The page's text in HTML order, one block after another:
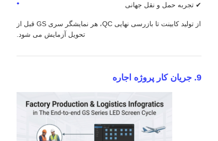
✔ تجربه حمل و نقل جهانی
از تولید کابینت تا بازرسی نهایی QC، هر نمایشگر سری GS قبل از
تحویل آزمایش می شود.
9. جریان کار پروژه اجاره